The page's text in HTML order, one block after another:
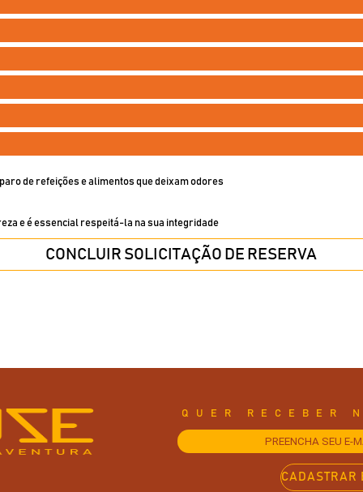
de refeições e alimentos que deixam odores
e é essencial respeitá-la na sua integridade
QUER RECEBER